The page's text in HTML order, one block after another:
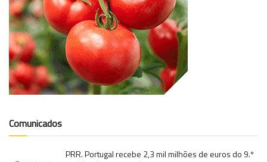
Comunicados
PRR. Portugal recebe 2,3 mil milhões de euros do 9.º